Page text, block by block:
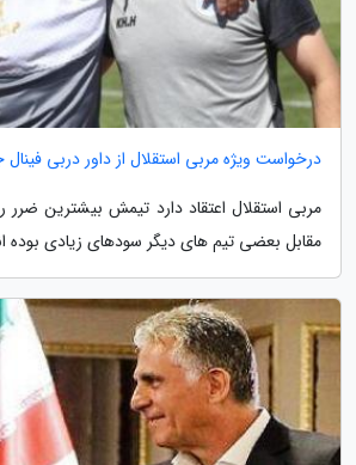
درخواست ویژه مربی استقلال از داور دربی
مربی استقلال اعتقاد دارد تیمش بیشترین ضرر
مقابل بعضی تیم های دیگر سودهای زیادی بوده